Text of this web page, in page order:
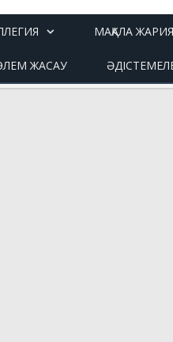
МАҚАЛА
ЖАСАУ